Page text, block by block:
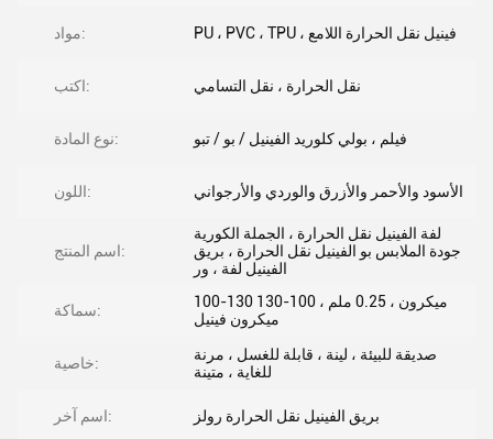
مواد: PU ، PVC ، TPU ، فينيل نقل الحرارة اللامع
اكتب: نقل الحرارة ، نقل التسامي
نوع المادة: فيلم ، بولي كلوريد الفينيل / بو / تبو
اللون: الأسود والأحمر والأزرق والوردي والأرجواني
اسم المنتج:
لفة الفينيل نقل الحرارة ، الجملة الكورية
جودة الملابس بو الفينيل نقل الحرارة ، بريق
الفينيل لفة ، ور
سماكة:
100-130 ميكرون ، 0.25 ملم ، 100-130
ميكرون فينيل
خاصية:
صديقة للبيئة ، لينة ، قابلة للغسل ، مرنة
للغاية ، متينة
اسم آخر: بريق الفينيل نقل الحرارة رولز